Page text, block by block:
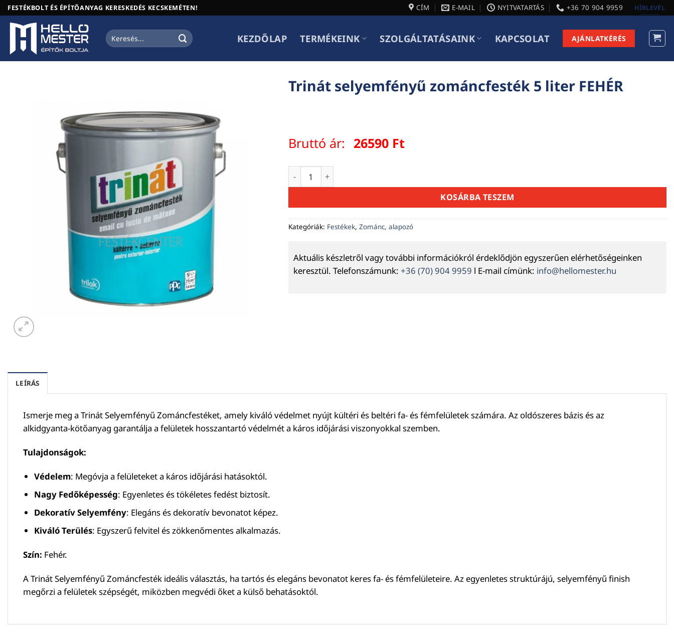
Skip
to
content
FESTÉKBOLT ÉS ÉPÍTŐANYAG KERESKEDÉS KECSKEMÉTEN! CÍM E-MAIL NYITVATARTÁS +36 70 904 9959 HÍRLEVÉL
Keresés
a
KEZDŐLAP TERMÉKEINK SZOLGÁLTATÁSAINK KAPCSOLAT AJÁNLATKÉRÉS
Trinát selyemfényű zománcfesték 5 liter FEHÉR
Bruttó ár: 26590 Ft
Trinát selyemfényű zománcfesték 5 liter FEHÉR mennyiség
KOSÁRBA TESZEM
Kategóriák: Festékek, Zománc, alapozó
Aktuális készletről vagy további információkról érdeklődjön egyszerűen elérhetőségeinken
keresztül. Telefonszámunk: +36 (70) 904 9959 l E-mail címünk: info@hellomester.hu
LEÍRÁS
Ismerje meg a Trinát Selyemfényű Zománcfestéket, amely kiváló védelmet nyújt kültéri és beltéri fa- és fémfelületek számára. Az oldószeres bázis és az
alkidgyanta-kötőanyag garantálja a felületek hosszantartó védelmét a káros időjárási viszonyokkal szemben.
Tulajdonságok:
Védelem: Megóvja a felületeket a káros időjárási hatásoktól.
Nagy Fedőképesség: Egyenletes és tökéletes fedést biztosít.
Dekoratív Selyemfény: Elegáns és dekoratív bevonatot képez.
Kiváló Terülés: Egyszerű felvitel és zökkenőmentes alkalmazás.
Szín: Fehér.
A Trinát Selyemfényű Zománcfesték ideális választás, ha tartós és elegáns bevonatot keres fa- és fémfelületeire. Az egyenletes struktúrájú, selyemfényű finish
megőrzi a felületek szépségét, miközben megvédi őket a külső behatásoktól.